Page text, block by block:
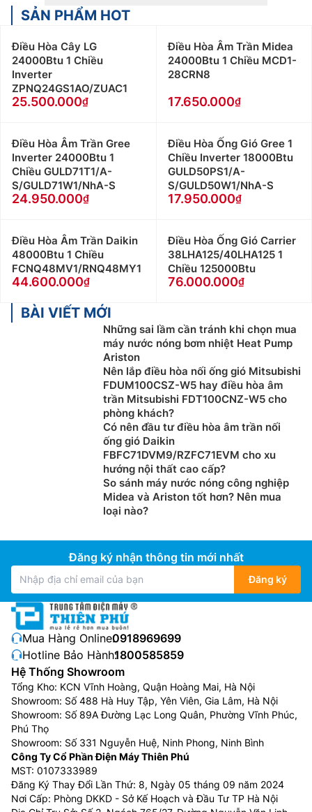
Cam kết Giá Điều Hòa Tủ Đứng Đặt Sàn Daikin tốt
nhất thị trường với 100% sản phẩm chính hãng
Thanh toán khi mua Điều Hòa Tủ Đứng Đặt Sàn
Daikin thuận tiện, bằng tiền mặt, Sec hoặc chuyển
khoản
Để được tư vấn miễn phí, hỗ trợ kỹ thuật, hướng
dẫn sử dụng quý khách hàng vui lòng liên hệ:
Nếu khách hàng có như cầu mua Điều Hòa Tủ
Đứng Đặt Sàn Daikin số lượng lớn, hoặc Đại lý bán
buôn vui lòng liên hệ: 0983262323 để nhận được
tư vấn về giá cũng như hỗ trợ tốt nhất
như cần kỹ thuật viên thi công lắp đặt tại công
trình vui lòng Liên Hệ: 0983666996
Khách hàng ở Khu vực Ninh Bình xin vui lòng liên
Khách hàng ở Khu vực Vĩnh Phúc xin vui lòng liên
hệ: 0982067318
Khách hàng ở Khu vực Bắc Giang xin vui lòng liên
hệ: 0983666996
SẢN PHẨM HOT
Điều Hòa Cây LG
24000Btu 1 Chiều
Inverter
ZPNQ24GS1AO/ZUAC1
25.500.000
Điều Hòa Âm Trần Midea
24000Btu 1 Chiều MCD1-
28CRN8
17.650.000
Điều Hòa Âm Trần Gree
Inverter 24000Btu 1
Chiều GULD71T1/A-
S/GULD71W1/NhA-S
24.950.000
Điều Hòa Ống Gió Gree 1
Chiều Inverter 18000Btu
GULD50PS1/A-
S/GULD50W1/NhA-S
17.950.000
Điều Hòa Âm Trần Daikin
48000Btu 1 Chiều
FCNQ48MV1/RNQ48MY1
44.600.000
Điều Hòa Ống Gió Carrier
38LHA125/40LHA125 1
Chiều 125000Btu
76.000.000
BÀI VIẾT MỚI
Những sai lầm cần tránh khi chọn mua
máy nước nóng bơm nhiệt Heat Pump
Ariston
Nên lắp điều hòa nối ống gió Mitsubishi
FDUM100CSZ-W5 hay điều hòa âm
trần Mitsubishi FDT100CNZ-W5 cho
phòng khách?
Có nên đầu tư điều hòa âm trần nối
ống gió Daikin
FBFC71DVM9/RZFC71EVM cho xu
hướng nội thất cao cấp?
So sánh máy nước nóng công nghiệp
Midea và Ariston tốt hơn? Nên mua
loại nào?
Đăng ký nhận thông tin mới nhất
Đăng ký
Mua Hàng Online:0918969699
Hotline Bảo Hành:1800585859
Hệ Thống Showroom
Tổng Kho: KCN Vĩnh Hoàng, Quận Hoàng Mai, Hà Nội
Showroom: Số 488 Hà Huy Tập, Yên Viên, Gia Lâm, Hà Nội
Showroom: Số 89A Đường Lạc Long Quân, Phường Vĩnh Phúc,
Phú Thọ
Showroom: Số 331 Nguyễn Huệ, Ninh Phong, Ninh Bình
Công Ty Cổ Phần Điện Máy Thiên Phú
MST: 0107333989
Đăng Ký Thay Đổi Lần Thứ: 8, Ngày 05 tháng 09 năm 2024
Nơi Cấp: Phòng DKKD - Sở Kế Hoạch và Đầu Tư TP Hà Nội